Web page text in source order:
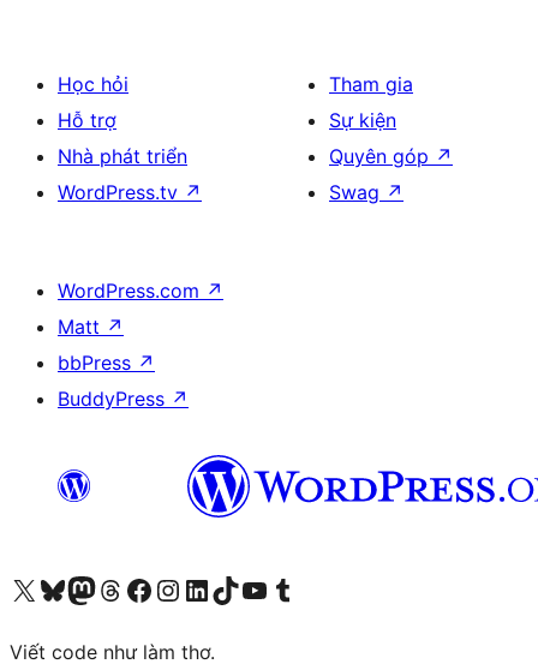
Học hỏi
Hỗ trợ
Nhà phát triển
WordPress.tv ↗
Tham gia
Sự kiện
Quyên góp ↗
Swag ↗
WordPress.com ↗
Matt ↗
bbPress ↗
BuddyPress ↗
Truy cập tài khoản X (trước đây là Twitter) của chúng tôiVisit our Bluesky account
Visit our Mastodon account
Visit our Threads account
Xem trang Facebook của chúng tôiTruy cập tài khoản Instagram của chúng tôiTruy cập tài khoản LinkedIn của chúng tôiVisit our TikTok account
Truy cập kênh YouTube của chúng tôi Visit our Tumblr account
Viết code như làm thơ.